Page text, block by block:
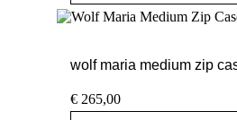
wolf maria medium zip
€ 265,00